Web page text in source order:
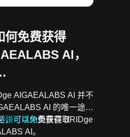
何免费获得
AI，
AIGAEALABS AI 并不
AI 的唯一途
，可以免费获得 BRIDge
赚币活动免费获取
AI。